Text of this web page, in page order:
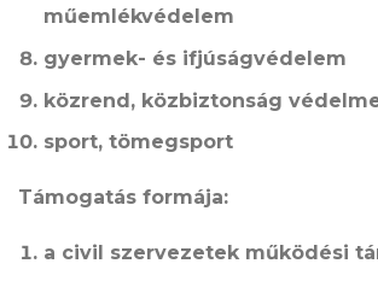
műemlékvédelem
gyermek- és ifjúságvédelem
közrend, közbiztonság
sport, tömegsport
Támogatás formája:
a civil szervezetek működési